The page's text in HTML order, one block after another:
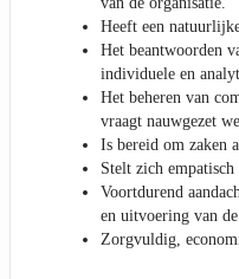
Heeft een
Het beantwoorden
individuele en
Het beheren van
vraagt nauwgezet
Is bereid om zaken
Stelt zich
Voortdurend
en uitvoering van
Zorgvuldig,